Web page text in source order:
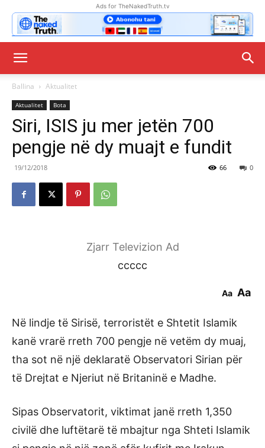
Ads for TheNakedTruth.tv
Ballina Aktualitet
Aktualitet Bota
Siri, ISIS ju mer jetën 700
pengje në dy muajt e fundit
19/12/2018 0
66
Zjarr Televizion Ad
ccccc
Aa Aa
Në lindje të Sirisë, terroristët e Shtetit Islamik
kanë vrarë rreth 700 pengje në vetëm dy muaj,
tha sot në një deklaratë Observatori Sirian për
të Drejtat e Njeriut në Britaninë e Madhe.
Sipas Observatorit, viktimat janë rreth 1,350
civilë dhe luftëtarë të mbajtur nga Shteti Islamik